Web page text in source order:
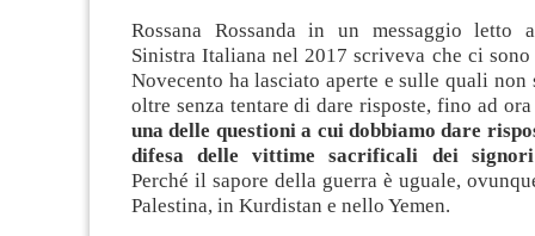
Rossana Rossanda in un messaggio letto
Sinistra Italiana nel 2017 scriveva che ci
Novecento ha lasciato aperte e sulle quali non
oltre senza tentare di dare risposte, fino ad
una delle questioni a cui dobbiamo dare
difesa delle vittime sacrificali dei
Perché il sapore della guerra è uguale,
Palestina, in Kurdistan e nello Yemen.